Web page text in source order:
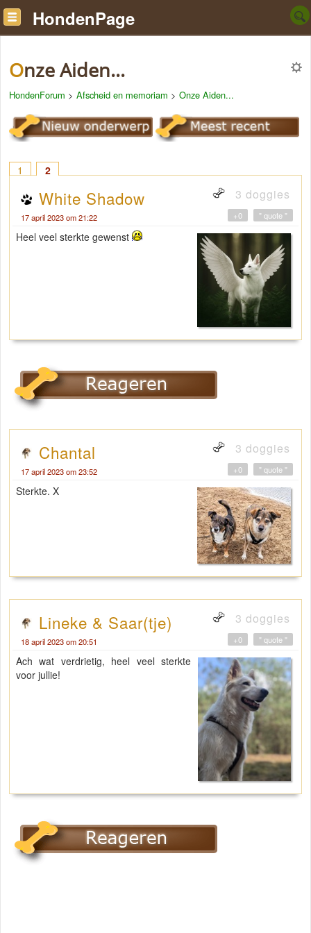
HondenPage
Onze Aiden...
HondenForum > Afscheid en memoriam > Onze Aiden...
1 2
White Shadow 3 doggies
17 april 2023 om 21:22 " quote "
+0
Heel veel sterkte gewenst
Chantal 3 doggies
17 april 2023 om 23:52 " quote "
+0
Sterkte. X
Lineke & Saar(tje) 3 doggies
18 april 2023 om 20:51 " quote "
+0
Ach wat verdrietig, heel veel sterkte
voor jullie!